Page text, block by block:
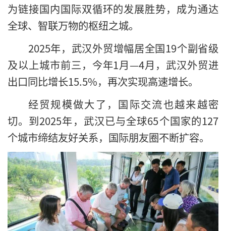
为链接国内国际双循环的发展胜势，成为通达
全球、智联万物的枢纽之城。
2025年，武汉外贸增幅居全国19个副省级
及以上城市前三，今年1月—4月，武汉外贸进
出口同比增长15.5%，再次实现高速增长。
经贸规模做大了，国际交流也越来越密
切。到2025年，武汉已与全球65个国家的127
个城市缔结友好关系，国际朋友圈不断扩容。